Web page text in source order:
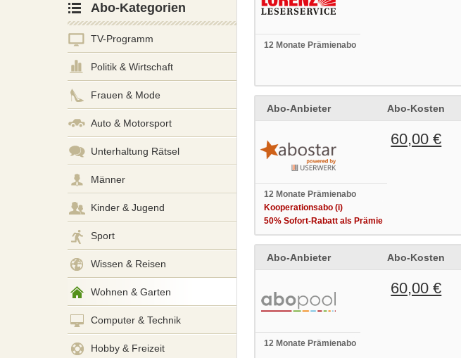
12 Monate Prämienabo
Abo-Anbieter Abo-Kosten
60,00 €
12 Monate Prämienabo
Kooperationsabo (i)
50% Sofort-Rabatt als Prämie
Abo-Anbieter Abo-Kosten
60,00 €
12 Monate Prämienabo
Abo-Kategorien
TV-Programm
Politik & Wirtschaft
Frauen & Mode
Auto & Motorsport
Unterhaltung Rätsel
Männer
Kinder & Jugend
Sport
Wissen & Reisen
Wohnen & Garten
Computer & Technik
Hobby & Freizeit